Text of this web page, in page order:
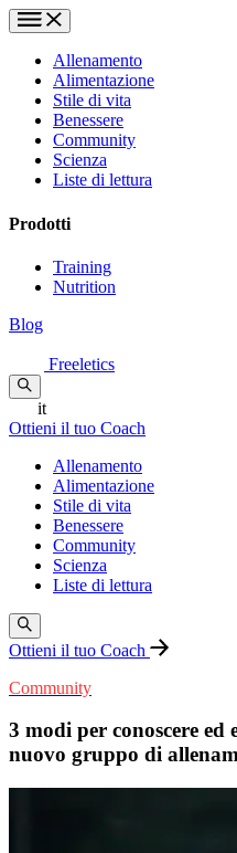
Allenamento
Alimentazione
Stile di vita
Benessere
Community
Scienza
Liste di lettura
Prodotti
Training
Nutrition
Blog
Freeletics
it
Ottieni il tuo Coach
Allenamento
Alimentazione
Stile di vita
Benessere
Community
Scienza
Liste di lettura
Ottieni il tuo Coach
Community
3 modi per conoscere
nuovo gruppo di